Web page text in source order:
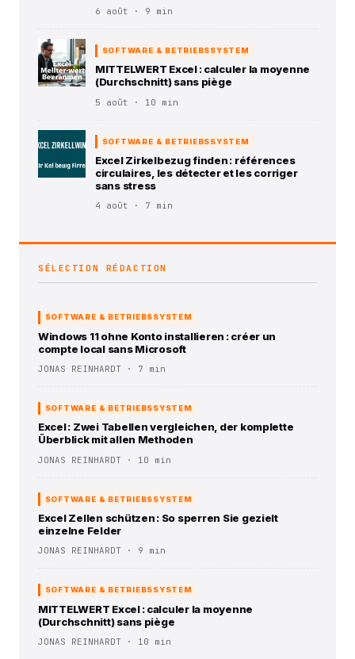
6 août · 9 min
SOFTWARE & BETRIEBSSYSTEM
MITTELWERT Excel : calculer la moyenne
(Durchschnitt) sans piège
5 août · 10 min
SOFTWARE & BETRIEBSSYSTEM
Excel Zirkelbezug finden : références
circulaires, les détecter et les corriger
sans stress
4 août · 7 min
SÉLECTION RÉDACTION
SOFTWARE & BETRIEBSSYSTEM
Windows 11 ohne Konto installieren : créer un
compte local sans Microsoft
JONAS REINHARDT · 7 min
SOFTWARE & BETRIEBSSYSTEM
Excel : Zwei Tabellen vergleichen, der komplette
Überblick mit allen Methoden
JONAS REINHARDT · 10 min
SOFTWARE & BETRIEBSSYSTEM
Excel Zellen schützen : So sperren Sie gezielt
einzelne Felder
JONAS REINHARDT · 9 min
SOFTWARE & BETRIEBSSYSTEM
MITTELWERT Excel : calculer la moyenne
(Durchschnitt) sans piège
JONAS REINHARDT · 10 min